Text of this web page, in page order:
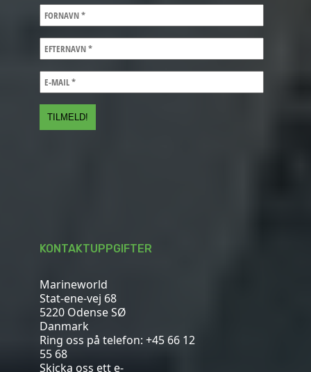
KONTAKTUPPGIFTER
Marineworld
Stat-ene-vej 68
5220 Odense SØ
Danmark
Ring oss på telefon: +45 66 12
55 68
Skicka oss ett e-